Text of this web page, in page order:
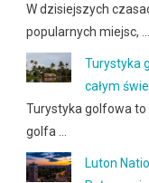
W dzisiejszych
popularnych miejsc, …
Turystyka
całym
Turystyka golfowa to
golfa …
Luton